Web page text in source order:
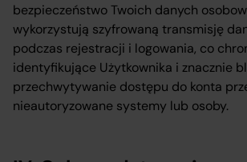
bezpieczeństwo Twoich danych
wykorzystują szyfrowaną transmisję
podczas rejestracji i logowania, co
identyfikujące Użytkownika i znacznie
przechwytywanie dostępu do konta
nieautoryzowane systemy lub osoby.